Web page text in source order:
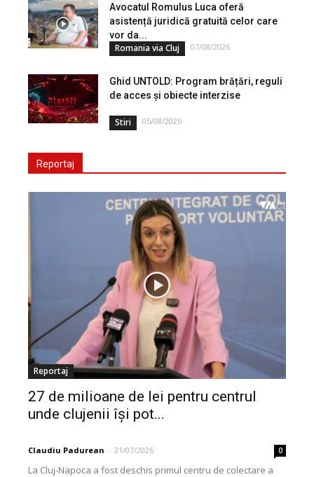
Avocatul Romulus Luca oferă
asistență juridică gratuită celor care
vor da...
Romania via Cluj 07/08/2026
Ghid UNTOLD: Program brățări, reguli
de acces și obiecte interzise
Stiri 05/08/2026
Reportaj
Reportaj
27 de milioane de lei pentru centrul
unde clujenii își pot...
Claudiu Padurean - 21/07/2026 0
La Cluj-Napoca a fost deschis primul centru de colectare a